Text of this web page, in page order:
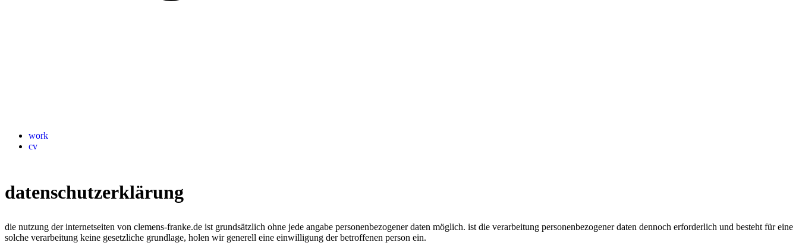
work
cv
datenschutzerklärung
die nutzung der internetseiten von clemens-franke.de ist grundsätzlich ohne jede angabe personenbezogener daten möglich. ist die verarbeitung personenbezogener daten dennoch erforderlich und besteht für eine
solche verarbeitung keine gesetzliche grundlage, holen wir generell eine einwilligung der betroffenen person ein.